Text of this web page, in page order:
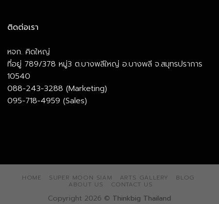
ติดต่อเรา
หจก. คิดใหญ่
ที่อยู่ 789/378 หมู่3 ต.บางพลีใหญ่ อ.บางพลี จ.สมุทรปราการ
10540
088-243-3288 (Marketing)
095-718-4959 (Sales)
HOME SUPER MOON SIAM ARTS GALLERY BLOG
ABOUT US CONTACT US
Copyright 2026 © Thinkbig Thailand